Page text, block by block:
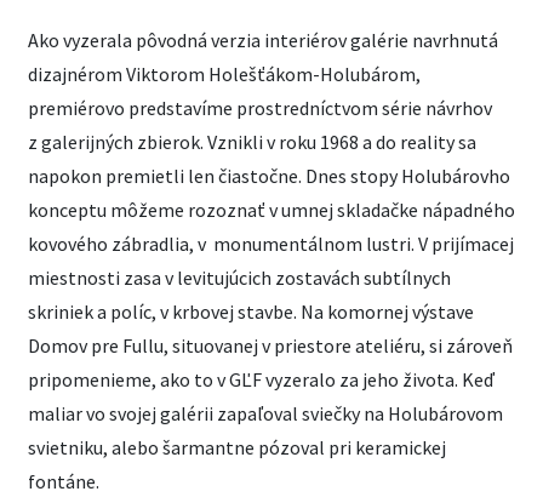
Ako vyzerala pôvodná verzia interiérov galérie navrhnutá
dizajnérom Viktorom Holešťákom-Holubárom,
premiérovo predstavíme prostredníctvom série návrhov
z galerijných zbierok. Vznikli v roku 1968 a do reality sa
napokon premietli len čiastočne. Dnes stopy Holubárovho
konceptu môžeme rozoznať v umnej skladačke nápadného
kovového zábradlia, v monumentálnom lustri. V prijímacej
miestnosti zasa v levitujúcich zostavách subtílnych
skriniek a políc, v krbovej stavbe. Na komornej výstave
Domov pre Fullu, situovanej v priestore ateliéru, si zároveň
pripomenieme, ako to v GĽF vyzeralo za jeho života. Keď
maliar vo svojej galérii zapaľoval sviečky na Holubárovom
svietniku, alebo šarmantne pózoval pri keramickej
fontáne.